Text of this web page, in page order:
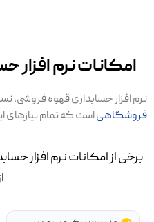
امکانات نرم افزار
نرم افزار حسابداری قهوه فروشی،
فروشگاهیاست که تمام
برخی از امکانات نرم افزار